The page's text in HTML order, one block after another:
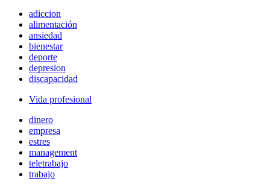
adiccion
alimentación
ansiedad
bienestar
deporte
depresion
discapacidad
Vida profesional
dinero
empresa
estres
management
teletrabajo
trabajo